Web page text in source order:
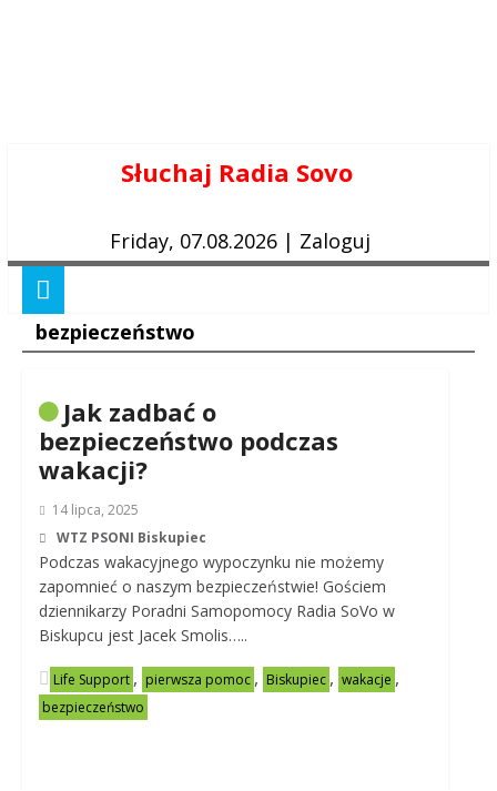
Słuchaj Radia Sovo
Friday, 07.08.2026 | Zaloguj
bezpieczeństwo
Jak zadbać o
bezpieczeństwo podczas
wakacji?
14 lipca, 2025
WTZ PSONI Biskupiec
Podczas wakacyjnego wypoczynku nie możemy
zapomnieć o naszym bezpieczeństwie! Gościem
dziennikarzy Poradni Samopomocy Radia SoVo w
Biskupcu jest Jacek Smolis…..
Life Support , pierwsza pomoc , Biskupiec , wakacje ,
bezpieczeństwo